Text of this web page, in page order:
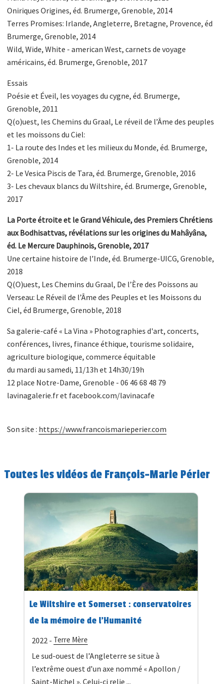
Oniriques Origines, éd. Brumerge, Grenoble, 2014
Terres Promises: Irlande, Angleterre, Bretagne, Provence, éd
Brumerge, Grenoble, 2014
Wild, Wide, White - american West, carnets de voyage
américains, éd. Brumerge, Grenoble, 2017
Essais
Poésie et Éveil, les voyages du cygne, éd. Brumerge,
Grenoble, 2011
Q(o)uest, les Chemins du Graal, Le réveil de l’Âme des peuples
et les moissons du Ciel:
1- La route des Indes et les milieux du Monde, éd. Brumerge,
Grenoble, 2014
2- Le Vesica Piscis de Tara, éd. Brumerge, Grenoble, 2016
3- Les chevaux blancs du Wiltshire, éd. Brumerge, Grenoble,
2017
La Porte étroite et le Grand Véhicule, des Premiers Chrétiens
aux Bodhisattvas, révélations sur les origines du Mahâyâna,
éd. Le Mercure Dauphinois, Grenoble, 2017
Une certaine histoire de l’Inde, éd. Brumerge-UICG, Grenoble,
2018
Q(O)uest, Les Chemins du Graal, De l’Ère des Poissons au
Verseau: Le Réveil de l’Âme des Peuples et les Moissons du
Ciel, éd Brumerge, Grenoble, 2018
Sa galerie-café « La Vina » Photographies d'art, concerts,
conférences, livres, finance éthique, tourisme solidaire,
agriculture biologique, commerce équitable
du mardi au samedi, 11/13h et 14h30/19h
12 place Notre-Dame, Grenoble - 06 46 68 48 79
lavinagalerie.fr et facebook.com/lavinacafe
Son site : https://www.francoismarieperier.com
Toutes les vidéos de François-Marie Périer
Le Wiltshire et Somerset : conservatoires
de la mémoire de l'Humanité
2022 - Terre Mère
Le sud-ouest de l’Angleterre se situe à
l’extrême ouest d’un axe nommé « Apollon /
Saint-Michel ». Celui-ci relie ...